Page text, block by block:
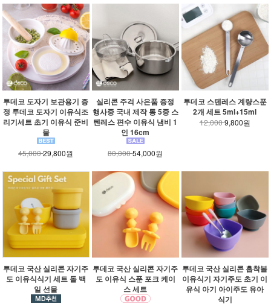
투데코 도자기 보관용기 증
정 투데코 도자기 이유식조
리기세트 초기 이유식 준비
물
45,00029,800원
실리콘 주걱 사은품 증정
행사중 국내 제작 통 5중 스
텐레스 편수 이유식 냄비 1
인 16cm
80,00054,000원
투데코 스텐레스 계량스푼
2개 세트 5ml+15ml
12,0009,800원
투데코 국산 실리콘 자기주
도 이유식식기 세트 돌 백
일 선물
투데코 국산 실리콘 자기주
도 이유식 스푼 포크 케이
스 세트
투데코 국산 실리콘 흡착볼
이유식기 자기주도 초기 이
유식 아기 아이주도 유아
식기